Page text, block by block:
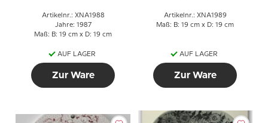
Artikelnr.: XNA1988
Jahre: 1987
Maß: B: 19 cm x D: 19 cm
AUF LAGER
Zur Ware
Artikelnr.: XNA1989
Maß: B: 19 cm x D: 19 cm
AUF LAGER
Zur Ware